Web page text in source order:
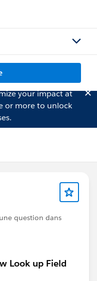
your impact at
or more to unlock
question dans
Look up Field